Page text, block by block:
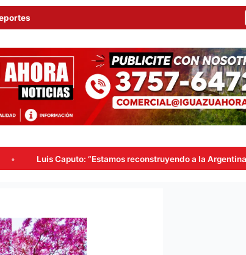
reconstruyendo a la Argentina y sentando las bases